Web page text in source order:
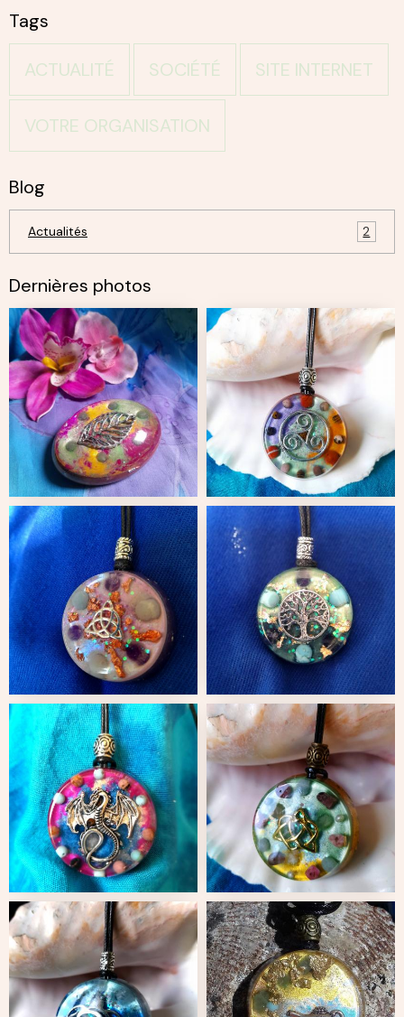
Tags
ACTUALITÉ SOCIÉTÉ SITE INTERNET
VOTRE ORGANISATION
Blog
Actualités 2
Dernières photos